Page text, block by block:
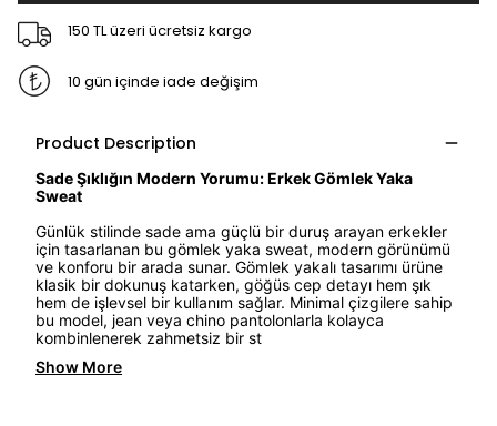
150 TL üzeri ücretsiz kargo
10 gün içinde iade değişim
Product Description
Sade Şıklığın Modern Yorumu: Erkek Gömlek Yaka
Sweat
Günlük stilinde sade ama güçlü bir duruş arayan erkekler
için tasarlanan bu gömlek yaka sweat, modern görünümü
ve konforu bir arada sunar. Gömlek yakalı tasarımı ürüne
klasik bir dokunuş katarken, göğüs cep detayı hem şık
hem de işlevsel bir kullanım sağlar. Minimal çizgilere sahip
bu model, jean veya chino pantolonlarla kolayca
kombinlenerek zahmetsiz bir st
Show More